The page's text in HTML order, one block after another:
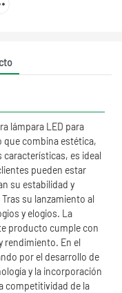
lámpara LED para
que combina estética,
características, es ideal
pueden estar
su estabilidad y
su lanzamiento al
y elogios. La
producto cumple con
rendimiento. En el
por el desarrollo de
y la incorporación
competitividad de la